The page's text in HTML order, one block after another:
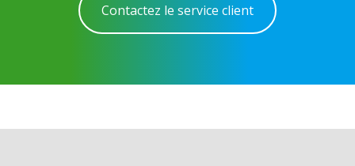
Contactez le service client